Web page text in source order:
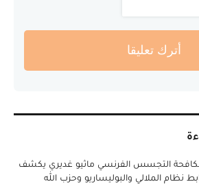
أترك تعليقا
التجسس الفرنسي ماثيو غديري يكشف
نظام الملالي والبوليساريو وحزب الله